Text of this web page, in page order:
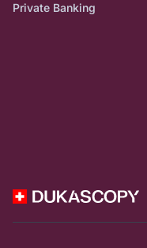
Private Banking